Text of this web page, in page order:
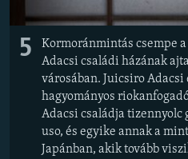
KÖVESSEN MINKET!
Valamennyi RFE/RL
5
Kormoránmintás csempe
Adacsi családi házának
városában. Juicsiro
hagyományos
Adacsi családja tizennyolc
uso, és egyike annak a
Japánban, akik tovább